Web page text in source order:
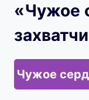
«Чужое
Чужое